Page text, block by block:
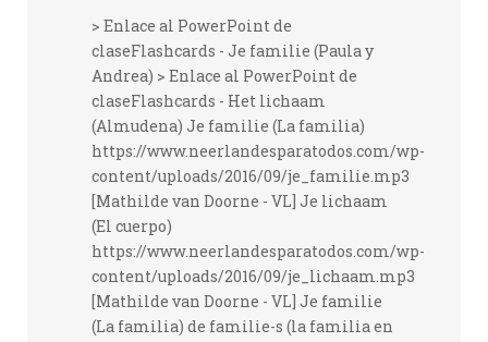
> Enlace al PowerPoint de
claseFlashcards - Je familie (Paula y
Andrea) > Enlace al PowerPoint de
claseFlashcards - Het lichaam
(Almudena) Je familie (La familia)
https://www.neerlandesparatodos.com/wp-
content/uploads/2016/09/je_familie.mp3
[Mathilde van Doorne - VL] Je lichaam
(El cuerpo)
https://www.neerlandesparatodos.com/wp-
content/uploads/2016/09/je_lichaam.mp3
[Mathilde van Doorne - VL] Je familie
(La familia) de familie-s (la familia en